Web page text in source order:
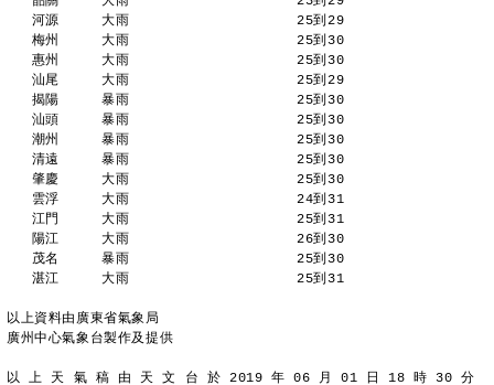
   河源     大雨                    25到29
   梅州     大雨                    25到30
   惠州     大雨                    25到30
   汕尾     大雨                    25到29
   揭陽     暴雨                    25到30
   汕頭     暴雨                    25到30
   潮州     暴雨                    25到30
   清遠     暴雨                    25到30
   肇慶     大雨                    25到30
   雲浮     大雨                    24到31
   江門     大雨                    25到31
   陽江     大雨                    26到30
   茂名     暴雨                    25到30
   湛江     大雨                    25到31
以上資料由廣東省氣象局
廣州中心氣象台製作及提供
以 上 天 氣 稿 由 天 文 台 於 2019 年 06 月 01 日 18 時 30 分